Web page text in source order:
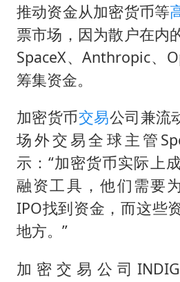
推动资金从加密货币等
票市场，因为散户在内
SpaceX、Anthropic、
筹集资金。
加密货币交易公司兼流
场外交易全球主管
示：“加密货币实际上
融资工具，他们需要
IPO找到资金，而这些
地方。”
加密交易公司